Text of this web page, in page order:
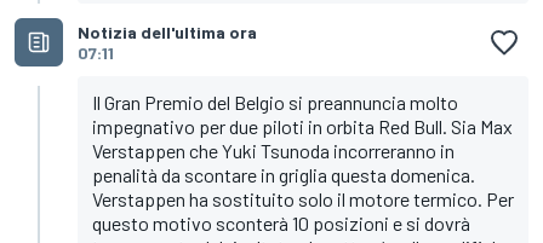
Notizia dell'ultima ora
07:11
Il Gran Premio del Belgio si preannuncia molto
impegnativo per due piloti in orbita Red Bull. Sia Max
Verstappen che Yuki Tsunoda incorreranno in
penalità da scontare in griglia questa domenica.
Verstappen ha sostituito solo il motore termico. Per
questo motivo sconterà 10 posizioni e si dovrà